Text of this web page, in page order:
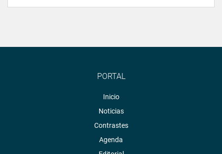
PORTAL
Inicio
Noticias
Contrastes
Agenda